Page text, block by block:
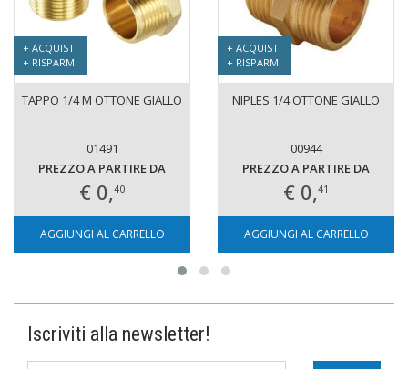
+ ACQUISTI
+ RISPARMI
TAPPO 1/4 M OTTONE GIALLO
01491
PREZZO A PARTIRE DA
€ 0,40
AGGIUNGI AL CARRELLO
+ ACQUISTI
+ RISPARMI
NIPLES 1/4 OTTONE GIALLO
00944
PREZZO A PARTIRE DA
€ 0,41
AGGIUNGI AL CARRELLO
Iscriviti alla newsletter!